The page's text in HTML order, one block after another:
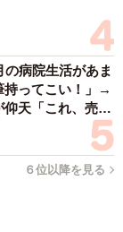
病院生活があま
持ってこい！」→
天「これ、売れ
６位以降を見る